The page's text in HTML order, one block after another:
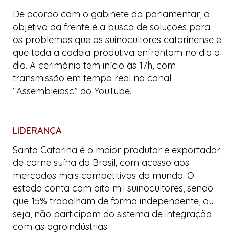
De acordo com o gabinete do parlamentar, o
objetivo da frente é a busca de soluções para
os problemas que os suinocultores catarinense e
que toda a cadeia produtiva enfrentam no dia a
dia. A cerimônia tem início às 17h, com
transmissão em tempo real no canal
“Assembleiasc” do YouTube.
LIDERANÇA
Santa Catarina é o maior produtor e exportador
de carne suína do Brasil, com acesso aos
mercados mais competitivos do mundo. O
estado conta com oito mil suinocultores, sendo
que 15% trabalham de forma independente, ou
seja, não participam do sistema de integração
com as agroindústrias.